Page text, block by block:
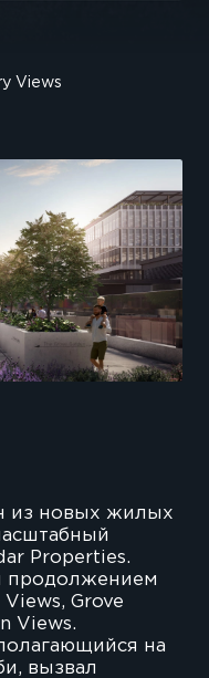
Views
из новых жилых
Properties.
продолжением
Grove
Views.
на
вызвал